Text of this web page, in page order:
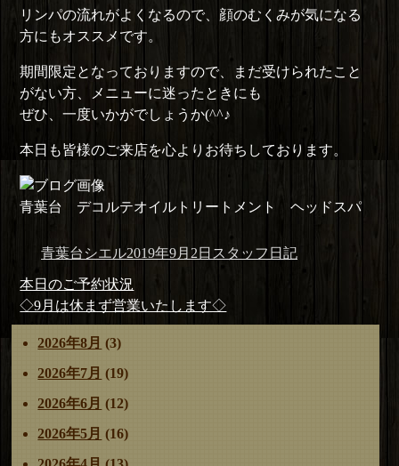
リンパの流れがよくなるので、顔のむくみが気になる
方にもオススメです。
期間限定となっておりますので、まだ受けられたこと
がない方、メニューに迷ったときにも
ぜひ、一度いかがでしょうか(^^♪
本日も皆様のご来店を心よりお待ちしております。
青葉台 デコルテオイルトリートメント ヘッドスパ
投
者
青葉台シエル投
日:
2019年9月2日 カ
リ
スタッフ日記
投
稿
ナ
ビ
ゲ
シ
ョ
前
の
投
稿:
本日のご予約状況
次
の
投
稿:
◇9月は休まず営業いたします◇
2026年8月 (3)
2026年7月 (19)
2026年6月 (12)
2026年5月 (16)